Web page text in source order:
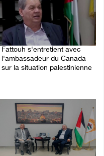
Fattouh s'entretient avec
l'ambassadeur du Canada
sur la situation palestinienne